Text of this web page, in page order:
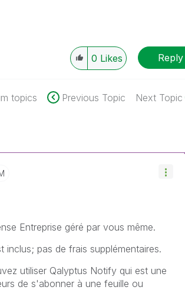
0 Likes Reply
topics Previous Topic Next Topic
Entreprise géré par vous même.
inclus; pas de frais supplémentaires.
utiliser Qalyptus Notify qui est une
de s'abonner à une feuille ou